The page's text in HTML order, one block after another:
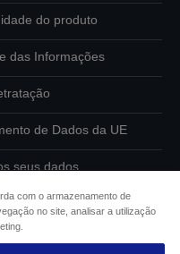
do produto
das Informações
de Dados da UE
seus dados
cookies
com o armazenamento de
no site, analisar a utilização